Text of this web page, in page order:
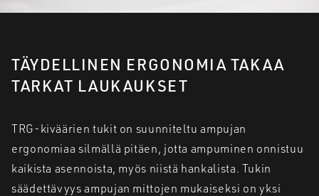
TÄYDELLINEN ERGONOMIA TAKAA
TARKAT LAUKAUKSET
TRG-kiväärien tukit on suunniteltu ampujan
ergonomiaa silmällä pitäen, jotta ampuminen onnistuu
kaikista asennoista, myös niistä hankalista. Tukin
säädettävyys ampujan mittojen mukaiseksi on yksi